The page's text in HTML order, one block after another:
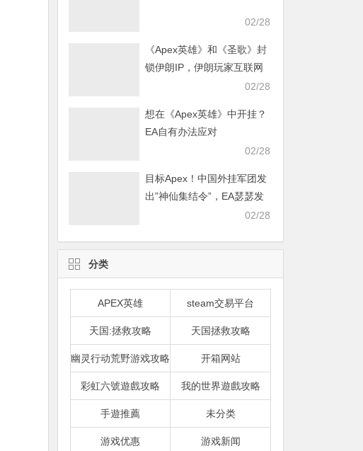
02/28
《Apex英雄》和《圣歌》封
锁伊朗IP，伊朗玩家互联网
02/28
想在《Apex英雄》中开挂？
EA自有办法应对
02/28
目标Apex！中国外挂军团发
出”神仙集结令”，EA瑟瑟发
02/28
分类
APEX英雄 steam交易平台
天国:拯救攻略 天国拯救攻略
幽灵行动荒野游戏攻略 开箱网站
彩虹六號遊戲攻略 我的世界遊戲攻略
手遊推薦 未分类
游戏优惠 游戏新闻